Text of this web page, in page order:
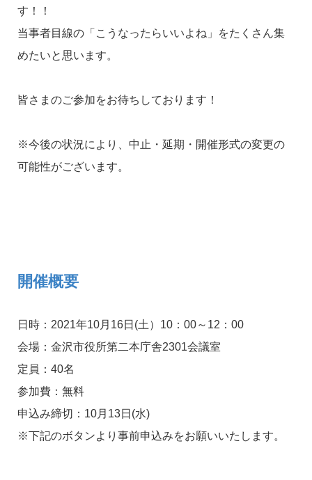
す！！
当事者目線の「こうなったらいいよね」をたくさん集
めたいと思います。
皆さまのご参加をお待ちしております！
※今後の状況により、中止・延期・開催形式の変更の
可能性がございます。
開催概要
日時：2021年10月16日(土）10：00～12：00
会場：金沢市役所第二本庁舎2301会議室
定員：40名
参加費：無料
申込み締切：10月13日(水)
※下記のボタンより事前申込みをお願いいたします。